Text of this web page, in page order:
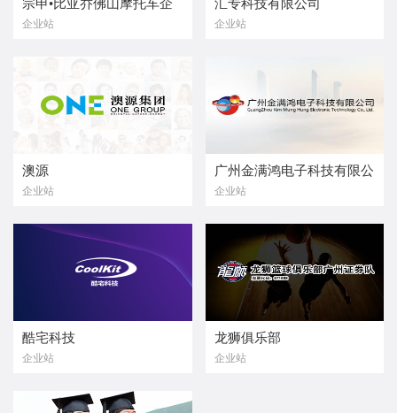
宗申•比亚乔佛山摩托车企
业有限公司
企业站
汇专科技有限公司
企业站
澳源
企业站
广州金满鸿电子科技有限公
司
企业站
酷宅科技
企业站
龙狮俱乐部
企业站